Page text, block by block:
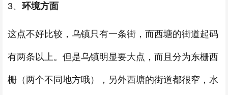
3、 环境方面
这点不好比较，乌镇只有一条街，而西塘的街道起码
有两条以上。但是乌镇明显要大点，而且分为东栅西
栅（两个不同地方哦），另外西塘的街道都很窄，水